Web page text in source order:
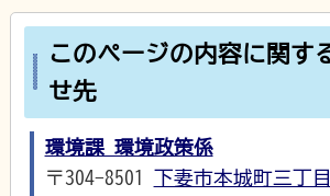
このページの内容に関す
せ先
環境課 環境政策係
〒304-8501 下妻市本城町三丁